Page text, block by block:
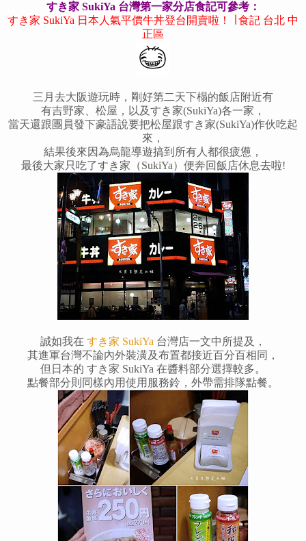
すき家 SukiYa 台灣第一家分店食記可參考：
すき家 SukiYa 日本人氣平價牛丼登台開賣啦！ ∣ 食記 台北 中
正區
三月去大阪遊玩時，剛好第二天下榻的飯店附近有
有吉野家、松屋，以及すき家(SukiYa)各一家，
當天還跟團員發下豪語說要把松屋跟すき家(SukiYa)作伙吃起
來，
結果後來因為烏龍導遊搞到所有人都很疲憊，
最後大家只吃了すき家（SukiYa）便奔回飯店休息去啦!
誠如我在 すき家 SukiYa 台灣店一文中所提及，
其進軍台灣不論內外裝潢及布置都接近百分百相同，
但日本的 すき家 SukiYa 在醬料部分選擇較多。
點餐部分則同樣內用使用服務鈴，外帶需排隊點餐。